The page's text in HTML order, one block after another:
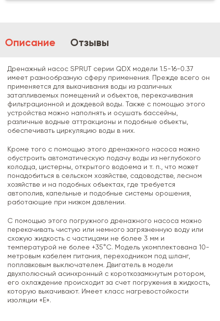
Описание Отзывы
Дренажный насос SPRUT серии QDX модели 1.5-16-0.37
имеет разнообразную сферу применения. Прежде всего он
применяется для выкачивания воды из различных
затапливаемых помещений и объектов, перекачивания
фильтрационной и дождевой воды. Также с помощью этого
устройства можно наполнять и осушать бассейны,
различные водные аттракционы и подобные объекты,
обеспечивать циркуляцию воды в них.
Кроме того с помощью этого дренажного насоса можно
обустроить автоматическую подачу воды из неглубокого
колодца, цистерны, открытого водоема и т. п., что может
понадобиться в сельском хозяйстве, садоводстве, лесном
хозяйстве и на подобных объектах, где требуется
автополив, капельные и подобные системы орошения,
работающие при низком давлении.
С помощью этого погружного дренажного насоса можно
перекачивать чистую или немного загрязненную воду или
схожую жидкость с частицами не более 3 мм и
температурой не более +35°C. Модель укомплектована 10-
метровым кабелем питания, переходником под шланг,
поплавковым выключателем. Двигатель в модели
двухполюсный асинхронный с короткозамкнутым ротором,
его охлаждение происходит за счет погружения в жидкость,
которую выкачивают. Имеет класс нагревостойкости
изоляции «Е».